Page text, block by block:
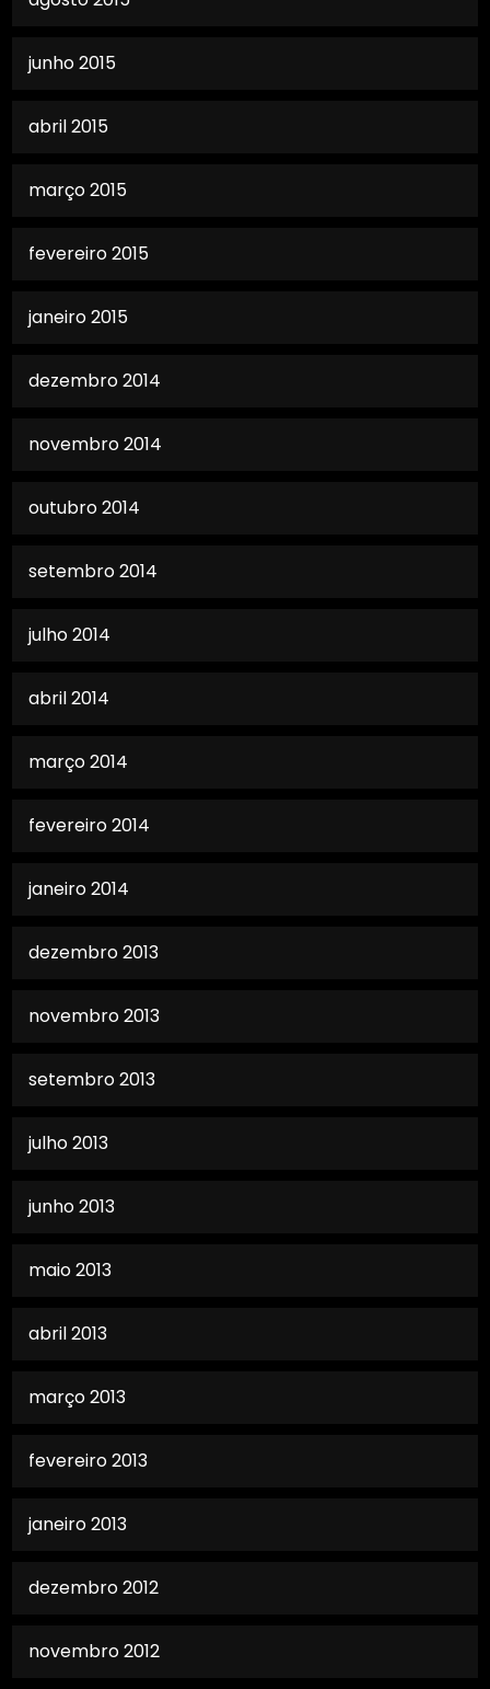
junho 2015
abril 2015
março 2015
fevereiro 2015
janeiro 2015
dezembro 2014
novembro 2014
outubro 2014
setembro 2014
julho 2014
abril 2014
março 2014
fevereiro 2014
janeiro 2014
dezembro 2013
novembro 2013
setembro 2013
julho 2013
junho 2013
maio 2013
abril 2013
março 2013
fevereiro 2013
janeiro 2013
dezembro 2012
novembro 2012